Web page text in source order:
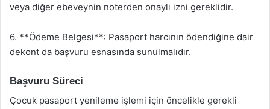
veya diğer ebeveynin noterden onaylı izni gereklidir.
6. **Ödeme Belgesi**: Pasaport harcının ödendiğine dair
dekont da başvuru esnasında sunulmalıdır.
Başvuru Süreci
Çocuk pasaport yenileme işlemi için öncelikle gerekli